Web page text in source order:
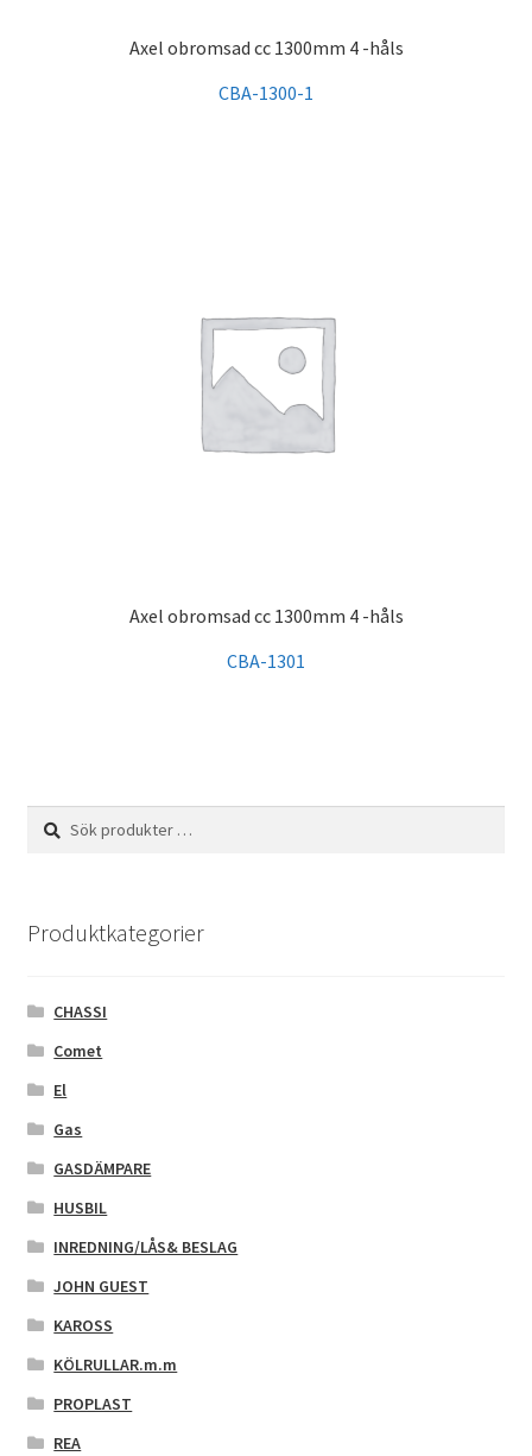
Axel obromsad cc 1300mm 4 -håls
CBA-1300-1
Axel obromsad cc 1300mm 4 -håls
CBA-1301
Sök
efter:
Sök
Produktkategorier
CHASSI
Comet
El
Gas
GASDÄMPARE
HUSBIL
INREDNING/LÅS& BESLAG
JOHN GUEST
KAROSS
KÖLRULLAR.m.m
PROPLAST
REA